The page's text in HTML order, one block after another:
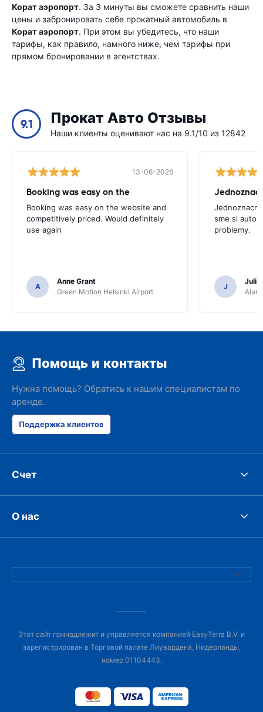
Корат аэропорт. За 3 минуты вы сможете сравнить наши
цены и забронировать себе прокатный автомобиль в
Корат аэропорт. При этом вы убедитесь, что наши
тарифы, как правило, намного ниже, чем тарифы при
прямом бронировании в агентствах.
9.1 Прокат Авто Отзывы
Наши клиенты оценивают нас на 9.1/10 из 12842
13-06-2026
Booking was easy on the
Booking was easy on the website and
competitively priced. Would definitely
use again
A
Anne Grant
Green Motion Helsinki Airport
sme si auto
problemy.
J
Julia
Помощь и контакты
Нужна помощь? Обратись к нашим специалистам по
аренде.
Поддержка клиентов
Счет
О нас
Этот сайт принадлежит и управляется компанией EasyTerra B.V. и
зарегистрирован в Торговой палате Лиувардена, Нидерланды,
номер 01104443.